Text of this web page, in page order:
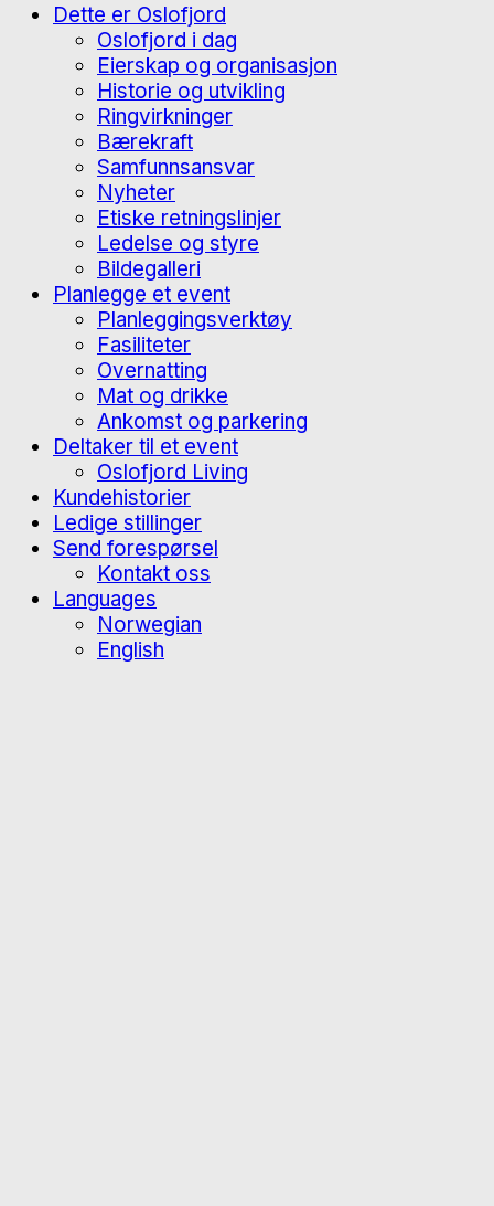
Dette er Oslofjord
Oslofjord i dag
Eierskap og organisasjon
Historie og utvikling
Ringvirkninger
Bærekraft
Samfunnsansvar
Nyheter
Etiske retningslinjer
Ledelse og styre
Bildegalleri
Planlegge et event
Planleggingsverktøy
Fasiliteter
Overnatting
Mat og drikke
Ankomst og parkering
Deltaker til et event
Oslofjord Living
Kundehistorier
Ledige stillinger
Send forespørsel
Kontakt oss
Languages
Norwegian
English